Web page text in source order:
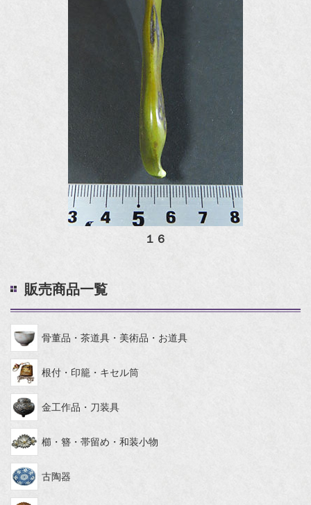
１６
販売商品一覧
骨董品・茶道具・美術品・お道具
根付・印籠・キセル筒
金工作品・刀装具
櫛・簪・帯留め・和装小物
古陶器